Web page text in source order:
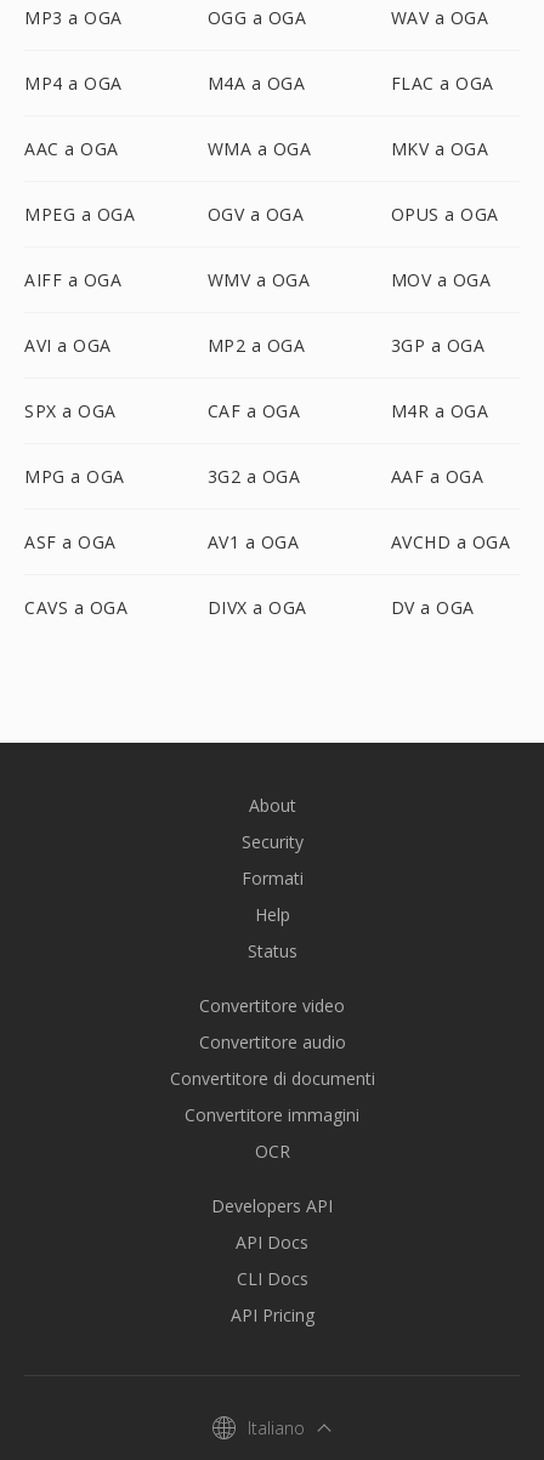
MP3 a OGA OGG a OGA WAV a OGA
MP4 a OGA M4A a OGA FLAC a OGA
AAC a OGA WMA a OGA MKV a OGA
MPEG a OGA OGV a OGA OPUS a OGA
AIFF a OGA WMV a OGA MOV a OGA
AVI a OGA MP2 a OGA 3GP a OGA
SPX a OGA CAF a OGA M4R a OGA
MPG a OGA 3G2 a OGA AAF a OGA
ASF a OGA AV1 a OGA AVCHD a OGA
CAVS a OGA DIVX a OGA DV a OGA
About
Security
Formati
Help
Status
Convertitore video
Convertitore audio
Convertitore di documenti
Convertitore immagini
OCR
Developers API
API Docs
CLI Docs
API Pricing
Italiano